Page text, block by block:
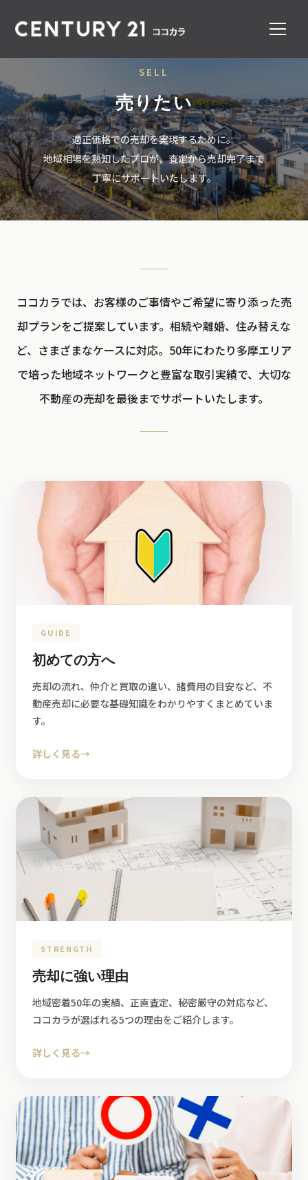
SELL
売りたい
適正価格での売却を実現するために。
地域相場を熟知したプロが、査定から売却完了まで
丁寧にサポートいたします。
ココカラでは、お客様のご事情やご希望に寄り添った売
却プランをご提案しています。相続や離婚、住み替えな
ど、さまざまなケースに対応。50年にわたり多摩エリア
で培った地域ネットワークと豊富な取引実績で、大切な
不動産の売却を最後までサポートいたします。
GUIDE
初めての方へ
売却の流れ、仲介と買取の違い、諸費用の目安など、不
動産売却に必要な基礎知識をわかりやすくまとめていま
す。
詳しく見る→
STRENGTH
売却に強い理由
地域密着50年の実績、正直査定、秘密厳守の対応など、
ココカラが選ばれる5つの理由をご紹介します。
詳しく見る→